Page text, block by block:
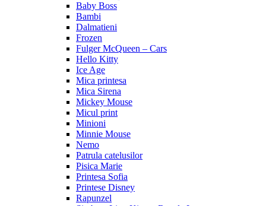
Baby Boss
Bambi
Dalmatieni
Frozen
Fulger McQueen – Cars
Hello Kitty
Ice Age
Mica printesa
Mica Sirena
Mickey Mouse
Micul print
Minioni
Minnie Mouse
Nemo
Patrula catelusilor
Pisica Marie
Printesa Sofia
Printese Disney
Rapunzel